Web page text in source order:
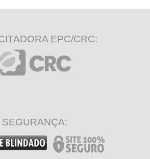
EPC/CRC:
SEGURANÇA: